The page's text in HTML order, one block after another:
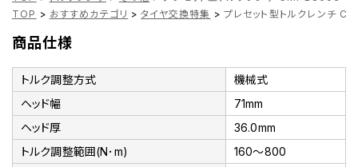
TOP > おすすめカテゴリ > タイヤ交換特集 > プレセット型トルクレンチ
商品仕様
トルク調整方式
機械式
ヘッド幅
71mm
ヘッド厚
36.0mm
トルク調整範囲(N･m)
160～800